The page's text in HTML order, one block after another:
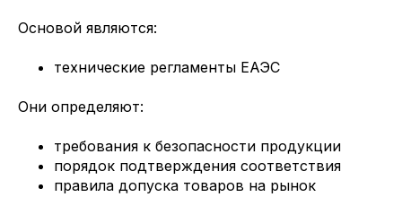
Основой являются:
технические регламенты ЕАЭС
Они определяют:
требования к безопасности продукции
порядок подтверждения соответствия
правила допуска товаров на рынок